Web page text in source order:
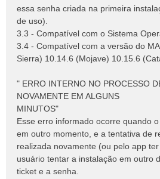
essa senha criada na primeira
de uso).
3.3 - Compatível com o Sistema
3.4 - Compatível com a versão do
Sierra) 10.14.6 (Mojave) 10.15.6
" ERRO INTERNO NO PROCESSO
NOVAMENTE EM ALGUNS
MINUTOS"
Esse erro informado ocorre quando
em outro momento, e a tentativa de
realizada novamente (ou pelo app
usuário tentar a instalação em outro
ticket e a senha.